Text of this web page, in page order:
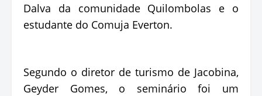
Dalva da comunidade Quilombolas e o
estudante do Comuja Everton.
Segundo o diretor de turismo de Jacobina,
Geyder Gomes, o seminário foi um